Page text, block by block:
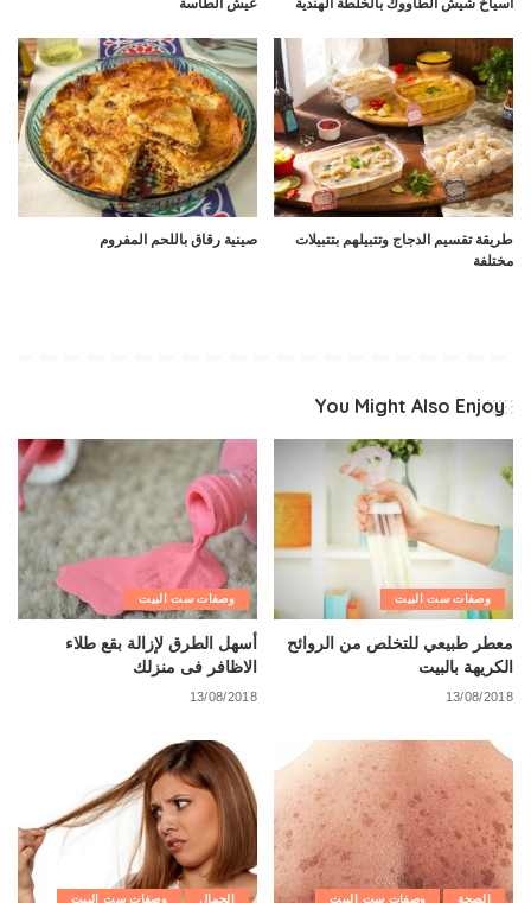
طريقة تقسيم الدجاج وتتبيلهم بتتبيلات
مختلفة
صينية رقاق باللحم المفروم
You Might Also Enjoy
وصفات ست البيت
معطر طبيعي للتخلص من الروائح
الكريهة بالبيت
13/08/2018
وصفات ست البيت
أسهل الطرق لإزالة بقع طلاء
الاظافر فى منزلك
13/08/2018
الصحة وصفات ست البيت الجمال وصفات ست البيت